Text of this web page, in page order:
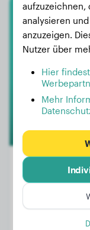
Alter:
aufzuzeichnen,
analysieren
anzuzeigen.
Nutzer über
Hier
Mehr